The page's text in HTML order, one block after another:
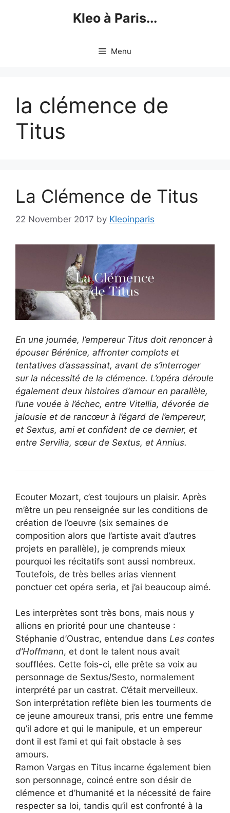
Kleo à Paris...
Menu
la clémence de
Titus
La Clémence de Titus
22 November 2017 by Kleoinparis
En une journée, l’empereur Titus doit renoncer à
épouser Bérénice, affronter complots et
tentatives d’assassinat, avant de s’interroger
sur la nécessité de la clémence. L’opéra déroule
également deux histoires d’amour en parallèle,
l’une vouée à l’échec, entre Vitellia, dévorée de
jalousie et de rancœur à l’égard de l’empereur,
et Sextus, ami et confident de ce dernier, et
entre Servilia, sœur de Sextus, et Annius.
Ecouter Mozart, c’est toujours un plaisir. Après
m’être un peu renseignée sur les conditions de
création de l’oeuvre (six semaines de
composition alors que l’artiste avait d’autres
projets en parallèle), je comprends mieux
pourquoi les récitatifs sont aussi nombreux.
Toutefois, de très belles arias viennent
ponctuer cet opéra seria, et j’ai beaucoup aimé.
Les interprètes sont très bons, mais nous y
allions en priorité pour une chanteuse :
Stéphanie d’Oustrac, entendue dans Les contes
d’Hoffmann, et dont le talent nous avait
soufflées. Cette fois-ci, elle prête sa voix au
personnage de Sextus/Sesto, normalement
interprété par un castrat. C’était merveilleux.
Son interprétation reflète bien les tourments de
ce jeune amoureux transi, pris entre une femme
qu’il adore et qui le manipule, et un empereur
dont il est l’ami et qui fait obstacle à ses
amours.
Ramon Vargas en Titus incarne également bien
son personnage, coincé entre son désir de
clémence et d’humanité et la nécessité de faire
respecter sa loi, tandis qu’il est confronté à la